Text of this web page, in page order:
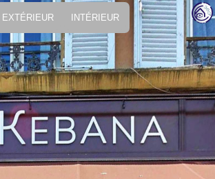
EXTÉRIEUR INTÉRIEUR